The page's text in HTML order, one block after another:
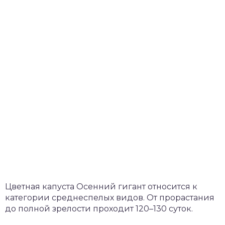
Цветная капуста Осенний гигант относится к
категории среднеспелых видов. От прорастания
до полной зрелости проходит 120–130 суток.